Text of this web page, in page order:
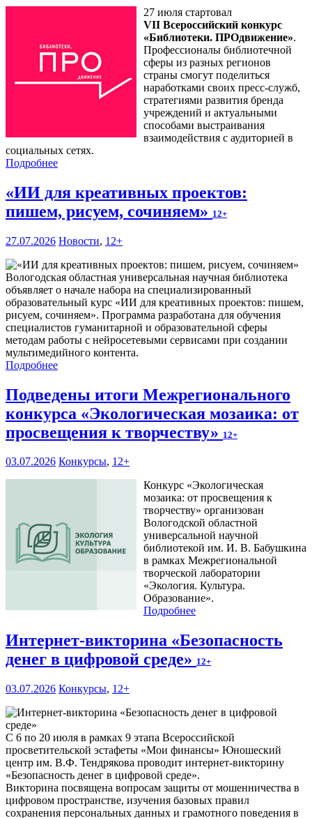
27 июля стартовал
VII Всероссийский конкурс
«Библиотеки. ПРОдвижение».
Профессионалы библиотечной
сферы из разных регионов
страны смогут поделиться
наработками своих пресс-служб,
стратегиями развития бренда
учреждений и актуальными
способами выстраивания
взаимодействия с аудиторией в
социальных сетях.
Подробнее
«ИИ для креативных проектов:
пишем, рисуем, сочиняем» 12+
27.07.2026 Новости, 12+
Вологодская областная универсальная научная библиотека
объявляет о начале набора на специализированный
образовательный курс «ИИ для креативных проектов: пишем,
рисуем, сочиняем». Программа разработана для обучения
специалистов гуманитарной и образовательной сферы
методам работы с нейросетевыми сервисами при создании
мультимедийного контента.
Подробнее
Подведены итоги Межрегионального
конкурса «Экологическая мозаика: от
просвещения к творчеству» 12+
03.07.2026 Конкурсы, 12+
Конкурс «Экологическая
мозаика: от просвещения к
творчеству» организован
Вологодской областной
универсальной научной
библиотекой им. И. В. Бабушкина
в рамках Межрегиональной
творческой лаборатории
«Экология. Культура.
Образование».
Подробнее
Интернет-викторина «Безопасность
денег в цифровой среде» 12+
03.07.2026 Конкурсы, 12+
С 6 по 20 июля в рамках 9 этапа Всероссийской
просветительской эстафеты «Мои финансы» Юношеский
центр им. В.Ф. Тендрякова проводит интернет-викторину
«Безопасность денег в цифровой среде».
Викторина посвящена вопросам защиты от мошенничества в
цифровом пространстве, изучения базовых правил
сохранения персональных данных и грамотного поведения в